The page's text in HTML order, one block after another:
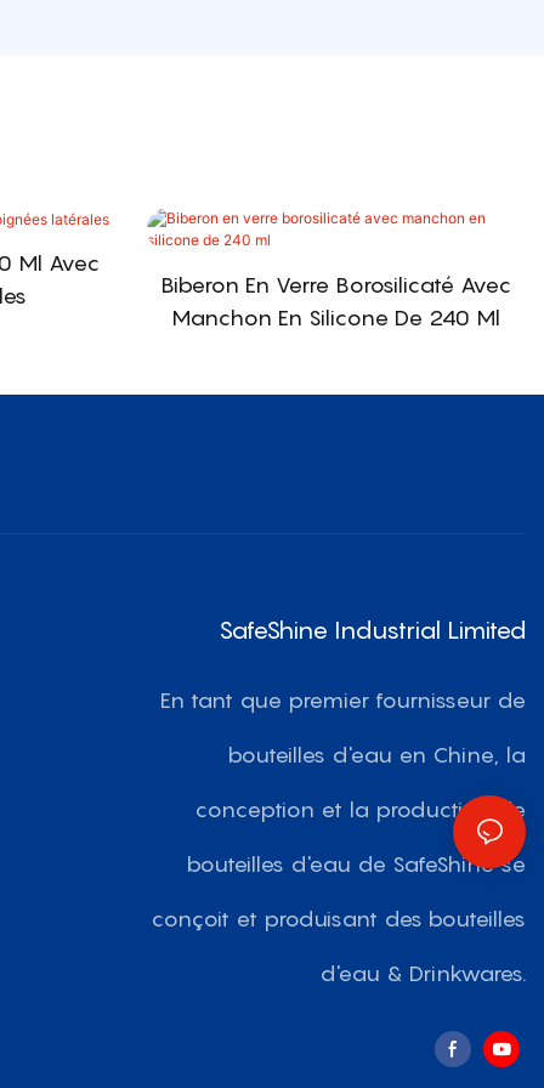
Ml Avec
Biberon En Verre Borosilicaté Avec
Manchon En Silicone De 240 Ml
SafeShine Industrial Limited
En tant que premier fournisseur de
bouteilles d'eau en Chine, la
conception et la production de
bouteilles d'eau de SafeShine se
conçoit et produisant des bouteilles
d'eau & Drinkwares.